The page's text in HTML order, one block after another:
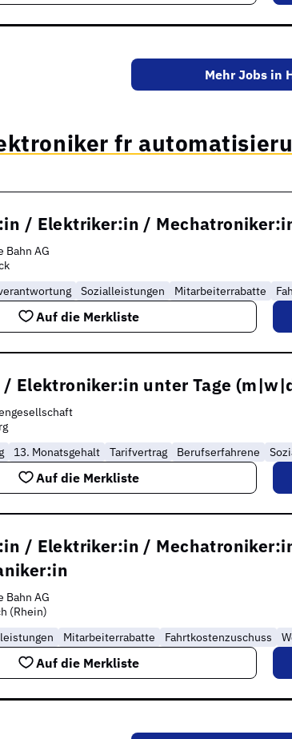
Mehr Jobs in
fr
/ Elektriker:in /
Bahn AG
Sozialleistungen Mitarbeiterrabatte
Auf die Merkliste
Elektroniker:in unter Tage
13. Monatsgehalt Tarifvertrag Berufserfahrene
Auf die Merkliste
/ Elektriker:in /
Bahn AG
(Rhein)
Mitarbeiterrabatte Fahrtkostenzuschuss
Auf die Merkliste